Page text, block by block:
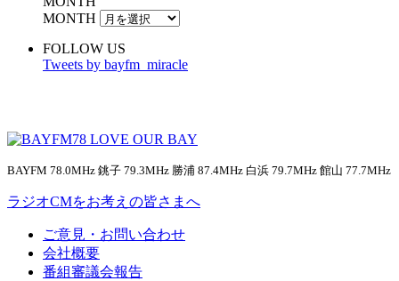
MONTH
FOLLOW US
Tweets by bayfm_miracle
BAYFM 78.0MHz 銚子 79.3MHz 勝浦 87.4MHz 白浜 79.7MHz 館山 77.7MHz
ラジオCMをお考えの皆さまへ
ご意見・お問い合わせ
会社概要
番組審議会報告